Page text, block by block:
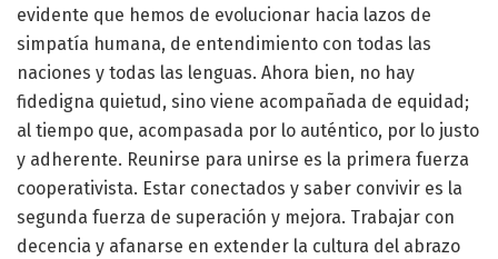
evidente que hemos de evolucionar hacia lazos de
simpatía humana, de entendimiento con todas las
naciones y todas las lenguas. Ahora bien, no hay
fidedigna quietud, sino viene acompañada de equidad;
al tiempo que, acompasada por lo auténtico, por lo justo
y adherente. Reunirse para unirse es la primera fuerza
cooperativista. Estar conectados y saber convivir es la
segunda fuerza de superación y mejora. Trabajar con
decencia y afanarse en extender la cultura del abrazo